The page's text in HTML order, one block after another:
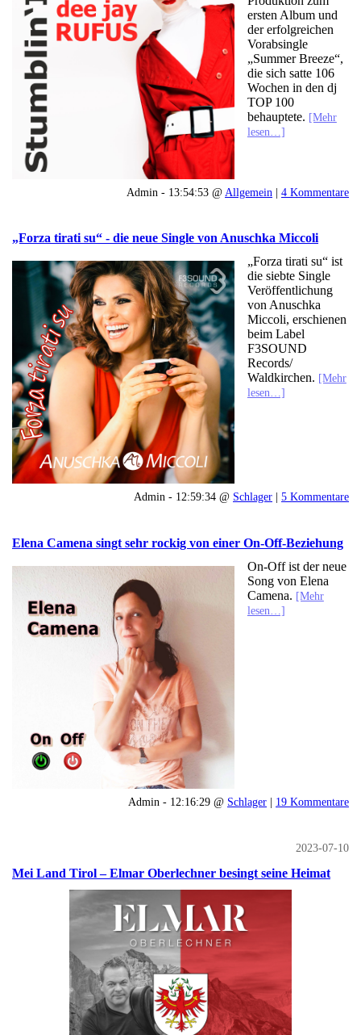
ersten Album und
der erfolgreichen
Vorabsingle
„Summer Breeze“,
die sich satte 106
Wochen in den dj
TOP 100
behauptete. [Mehr
lesen…]
Admin - 13:54:53 @ Allgemein | 4 Kommentare
„Forza tirati su“ - die neue Single von Anuschka Miccoli
„Forza tirati su“ ist
die siebte Single
Veröffentlichung
von Anuschka
Miccoli, erschienen
beim Label
F3SOUND
Records/
Waldkirchen. [Mehr
lesen…]
Admin - 12:59:34 @ Schlager | 5 Kommentare
Elena Camena singt sehr rockig von einer On-Off-Beziehung
On-Off ist der neue
Song von Elena
Camena. [Mehr
lesen…]
Admin - 12:16:29 @ Schlager | 19 Kommentare
2023-07-10
Mei Land Tirol – Elmar Oberlechner besingt seine Heimat